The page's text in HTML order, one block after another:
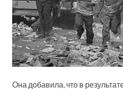
Она добавила, что в